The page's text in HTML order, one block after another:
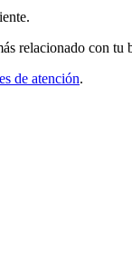
relacionado con tu
de atención.